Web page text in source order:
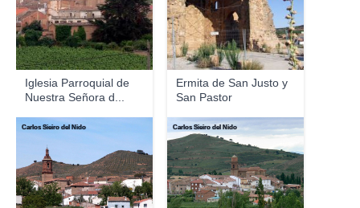
Iglesia Parroquial de
Nuestra Señora d...
Ermita de San Justo y
San Pastor
Carlos Sieiro del Nido Carlos Sieiro del Nido